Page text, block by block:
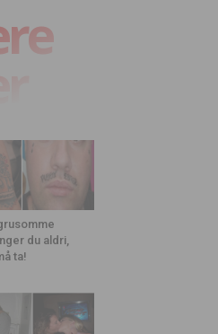
du aldri,
ta!